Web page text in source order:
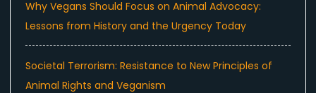
Why Vegans Should Focus on Animal Advocacy:
Lessons from History and the Urgency Today
Societal Terrorism: Resistance to New Principles of
Animal Rights and Veganism